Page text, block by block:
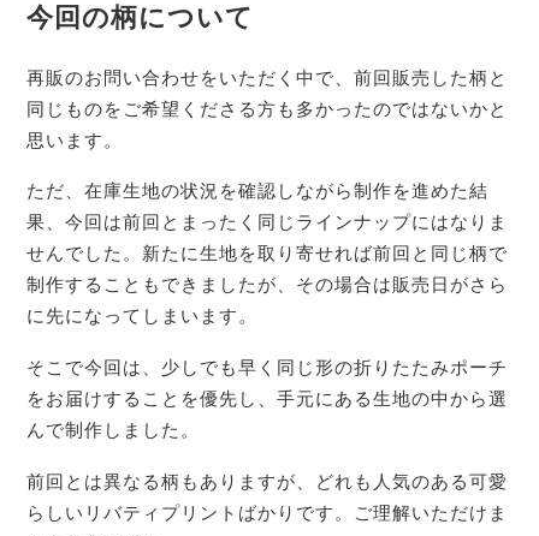
今回の柄について
再販のお問い合わせをいただく中で、前回販売した柄と
同じものをご希望くださる方も多かったのではないかと
思います。
ただ、在庫生地の状況を確認しながら制作を進めた結
果、今回は前回とまったく同じラインナップにはなりま
せんでした。新たに生地を取り寄せれば前回と同じ柄で
制作することもできましたが、その場合は販売日がさら
に先になってしまいます。
そこで今回は、少しでも早く同じ形の折りたたみポーチ
をお届けすることを優先し、手元にある生地の中から選
んで制作しました。
前回とは異なる柄もありますが、どれも人気のある可愛
らしいリバティプリントばかりです。ご理解いただけま